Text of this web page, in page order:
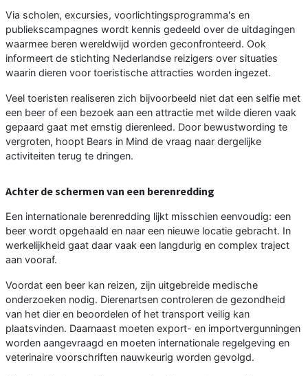
Via scholen, excursies, voorlichtingsprogramma's en
publiekscampagnes wordt kennis gedeeld over de uitdagingen
waarmee beren wereldwijd worden geconfronteerd. Ook
informeert de stichting Nederlandse reizigers over situaties
waarin dieren voor toeristische attracties worden ingezet.
Veel toeristen realiseren zich bijvoorbeeld niet dat een selfie met
een beer of een bezoek aan een attractie met wilde dieren vaak
gepaard gaat met ernstig dierenleed. Door bewustwording te
vergroten, hoopt Bears in Mind de vraag naar dergelijke
activiteiten terug te dringen.
Achter de schermen van een berenredding
Een internationale berenredding lijkt misschien eenvoudig: een
beer wordt opgehaald en naar een nieuwe locatie gebracht. In
werkelijkheid gaat daar vaak een langdurig en complex traject
aan vooraf.
Voordat een beer kan reizen, zijn uitgebreide medische
onderzoeken nodig. Dierenartsen controleren de gezondheid
van het dier en beoordelen of het transport veilig kan
plaatsvinden. Daarnaast moeten export- en importvergunningen
worden aangevraagd en moeten internationale regelgeving en
veterinaire voorschriften nauwkeurig worden gevolgd.